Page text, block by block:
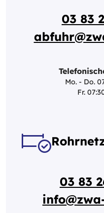
03 83
Mo. - Do.
Fr.
03 83